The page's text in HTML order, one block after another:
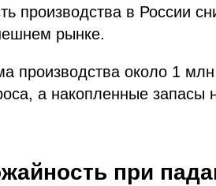
производства в России
рынке.
производства около 1
а накопленные запасы
при